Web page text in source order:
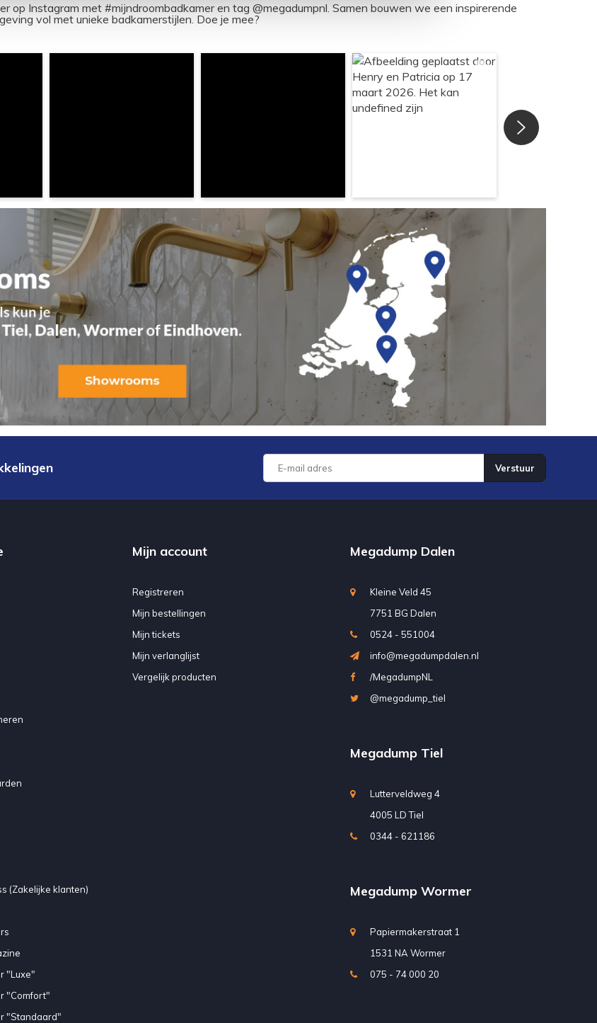
op Instagram met #mijndroombadkamer en tag @megadumpnl. Samen bouwen we een inspirerende
vol met unieke badkamerstijlen. Doe je mee?
Verstuur
(Zakelijke klanten)
"Luxe"
"Comfort"
"Standaard"
Mijn account
Registreren
Mijn bestellingen
Mijn tickets
Mijn verlanglijst
Vergelijk producten
Megadump Dalen
Kleine Veld 45
7751 BG Dalen
0524 - 551004
info@megadumpdalen.nl
/MegadumpNL
@megadump_tiel
Megadump Tiel
Lutterveldweg 4
4005 LD Tiel
0344 - 621186
Megadump Wormer
Papiermakerstraat 1
1531 NA Wormer
075 - 74 000 20